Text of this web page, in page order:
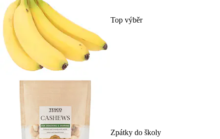
Top výběr
Zpátky do školy